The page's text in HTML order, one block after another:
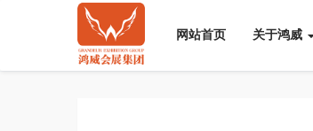
网站首页 关于鸿威